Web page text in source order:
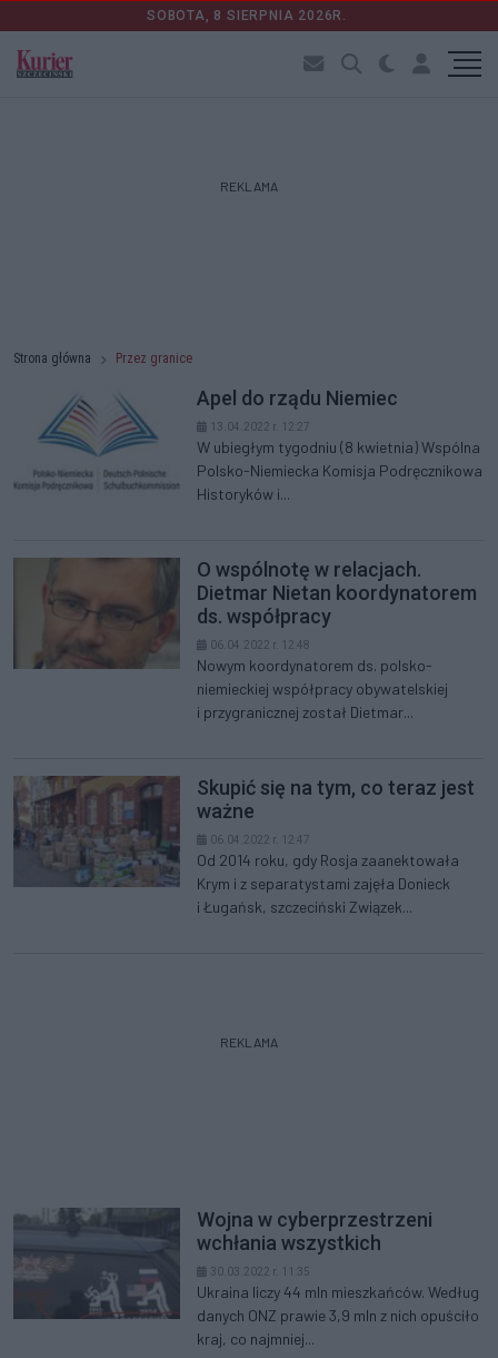
SOBOTA, 8 SIERPNIA 2026R.
REKLAMA
Strona główna Przez granice
Apel do rządu Niemiec
13.04.2022 r. 12:27
W ubiegłym tygodniu (8 kwietnia) Wspólna
Polsko-Niemiecka Komisja Podręcznikowa
Historyków i...
O wspólnotę w relacjach.
Dietmar Nietan koordynatorem
ds. współpracy
06.04.2022 r. 12:48
Nowym koordynatorem ds. polsko-
niemieckiej współpracy obywatelskiej
i przygranicznej został Dietmar...
Skupić się na tym, co teraz jest
ważne
06.04.2022 r. 12:47
Od 2014 roku, gdy Rosja zaanektowała
Krym i z separatystami zajęła Donieck
i Ługańsk, szczeciński Związek...
REKLAMA
Wojna w cyberprzestrzeni
wchłania wszystkich
30.03.2022 r. 11:35
Ukraina liczy 44 mln mieszkańców. Według
danych ONZ prawie 3,9 mln z nich opuściło
kraj, co najmniej...